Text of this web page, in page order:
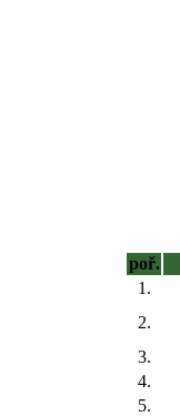
poř.
1.
2.
3.
4.
5.